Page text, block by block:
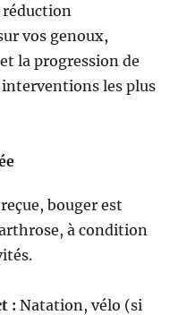
vos genoux,
la progression de
interventions les plus
bouger est
à condition
: Natation, vélo (si